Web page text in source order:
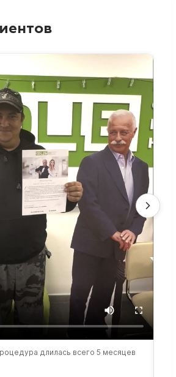
длилась всего 5 месяцев